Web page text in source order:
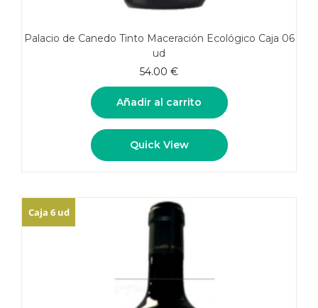
Palacio de Canedo Tinto Maceración Ecológico Caja 06
ud
54.00 €
Añadir al carrito
Quick View
Caja 6 ud